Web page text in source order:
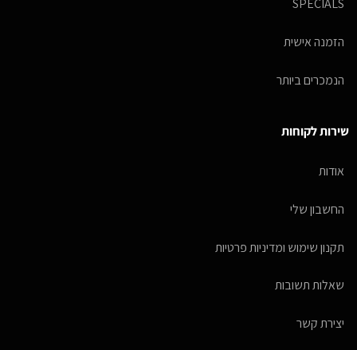
SPECIALS
הזמנה אישית
הנמכרים ביותר
שירות לקוחות
אודות
החשבון שלי
תקנון שימוש ומדיניות פרטיות
שאלות תשובות
יצירת קשר